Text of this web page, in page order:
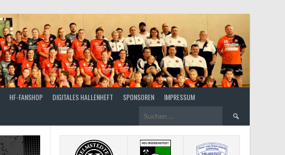
HF-FANSHOP DIGITALES HALLENHEFT SPONSOREN IMPRESSUM
Suchen